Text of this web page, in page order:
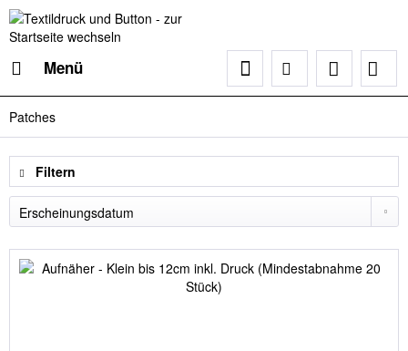
Menü
Patches
Filtern